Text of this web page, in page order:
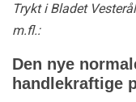
Trykt i Bladet
m.fl.:
Den nye
handlekraftige